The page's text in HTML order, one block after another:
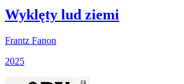
Wyklęty lud ziemi
Frantz Fanon
2025